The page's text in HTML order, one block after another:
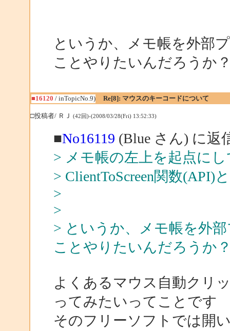
というか、メモ帳を外部
ことやりたいんだろうか
■16120 / inTopicNo.9) Re[8]: マウスのキーコードについて
□投稿者/ ＲＪ (42回)-(2008/03/28(Fri) 13:52:33)
■No16119 (Blue さん) に返
> メモ帳の左上を起点に
> ClientToScreen関数(API)
>
>
> というか、メモ帳を外
ことやりたいんだろうか
よくあるマウス自動クリ
ってみたいってことです
そのフリーソフトでは開